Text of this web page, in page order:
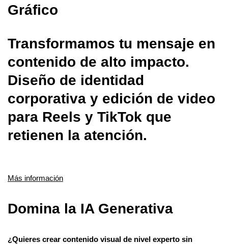
Gráfico
Transformamos tu mensaje en
contenido de alto impacto.
Diseño de identidad
corporativa y edición de video
para Reels y TikTok que
retienen la atención.
Más información
Domina la IA Generativa
¿Quieres crear contenido visual de nivel experto sin